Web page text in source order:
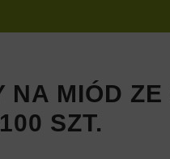
NA MIÓD
SZT.